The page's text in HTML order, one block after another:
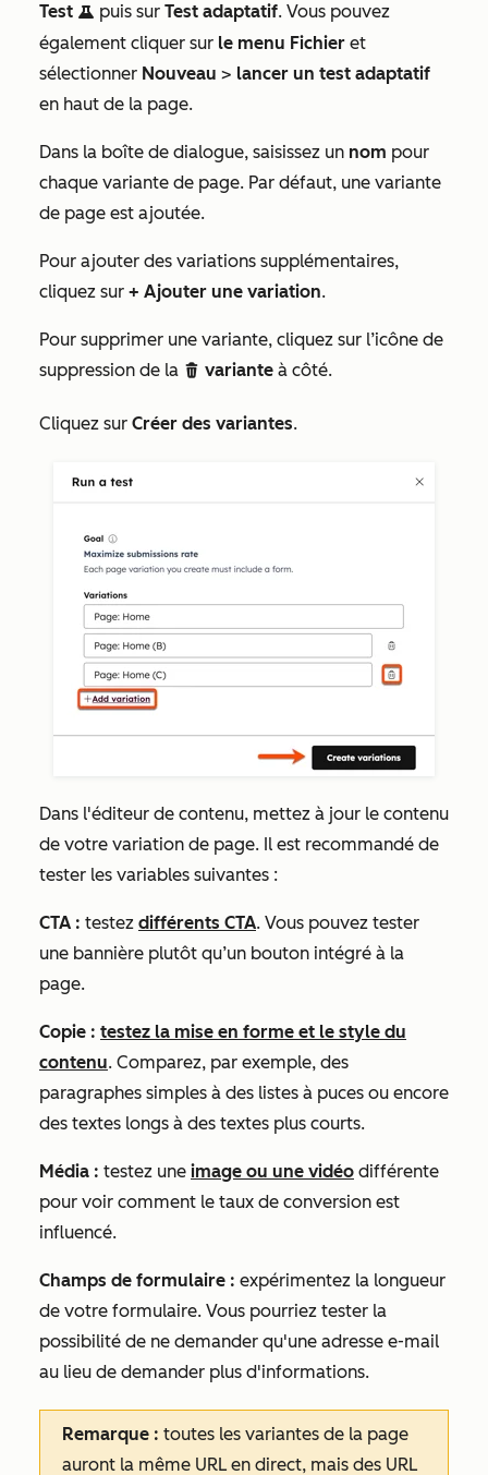
Test testIcon puis sur Test adaptatif. Vous pouvez
également cliquer sur le menu Fichier et
sélectionner Nouveau > lancer un test adaptatif
en haut de la page.
Dans la boîte de dialogue, saisissez un nom pour
chaque variante de page. Par défaut, une variante
de page est ajoutée.
Pour ajouter des variations supplémentaires,
cliquez sur + Ajouter une variation.
Pour supprimer une variante, cliquez sur l’icône de
suppression de la delete variante à côté.
Cliquez sur Créer des variantes.
Dans l'éditeur de contenu, mettez à jour le contenu
de votre variation de page. Il est recommandé de
tester les variables suivantes :
CTA : testez différents CTA. Vous pouvez tester
une bannière plutôt qu’un bouton intégré à la
page.
Copie : testez la mise en forme et le style du
contenu. Comparez, par exemple, des
paragraphes simples à des listes à puces ou encore
des textes longs à des textes plus courts.
Média : testez une image ou une vidéo différente
pour voir comment le taux de conversion est
influencé.
Champs de formulaire : expérimentez la longueur
de votre formulaire. Vous pourriez tester la
possibilité de ne demander qu'une adresse e-mail
au lieu de demander plus d'informations.
Remarque : toutes les variantes de la page
auront la même URL en direct, mais des URL